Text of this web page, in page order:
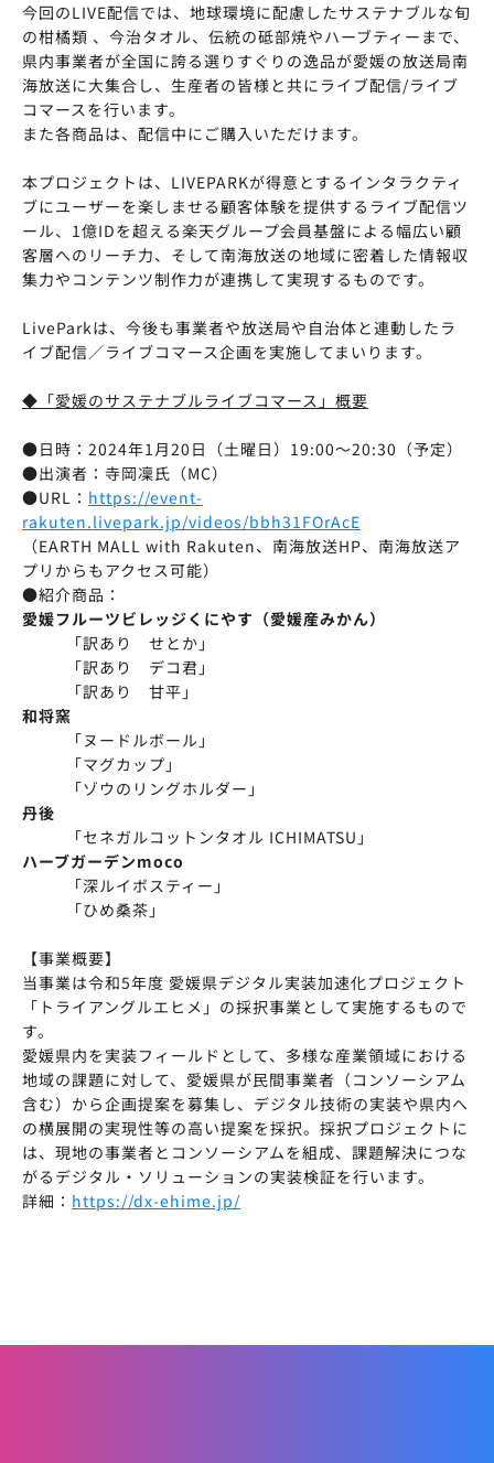
今回のLIVE配信では、地球環境に配慮したサステナブルな旬
の柑橘類 、今治タオル、伝統の砥部焼やハーブティーまで、
県内事業者が全国に誇る選りすぐりの逸品が愛媛の放送局南
海放送に大集合し、生産者の皆様と共にライブ配信/ライブ
コマースを行います。
また各商品は、配信中にご購入いただけます。
本プロジェクトは、LIVEPARKが得意とするインタラクティ
ブにユーザーを楽しませる顧客体験を提供するライブ配信ツ
ール、1億IDを超える楽天グループ会員基盤による幅広い顧
客層へのリーチ力、そして南海放送の地域に密着した情報収
集力やコンテンツ制作力が連携して実現するものです。
LiveParkは、今後も事業者や放送局や自治体と連動したラ
イブ配信／ライブコマース企画を実施してまいります。
◆「愛媛のサステナブルライブコマース」概要
●日時：2024年1月20日（土曜日）19:00～20:30（予定）
●出演者：寺岡凜氏（MC）
●URL： https://event-
rakuten.livepark.jp/videos/bbh31FOrAcE
（EARTH MALL with Rakuten、南海放送HP、南海放送ア
プリからもアクセス可能）
●紹介商品：
愛媛フルーツビレッジくにやす（愛媛産みかん）
「訳あり せとか」
「訳あり デコ君」
「訳あり 甘平」
和将窯
「ヌードルボール」
「マグカップ」
「ゾウのリングホルダー」
丹後
「セネガルコットンタオル ICHIMATSU」
ハーブガーデンmoco
「深ルイボスティー」
「ひめ桑茶」
【事業概要】
当事業は令和5年度 愛媛県デジタル実装加速化プロジェクト
「トライアングルエヒメ」の採択事業として実施するもので
す。
愛媛県内を実装フィールドとして、多様な産業領域における
地域の課題に対して、愛媛県が民間事業者（コンソーシアム
含む）から企画提案を募集し、デジタル技術の実装や県内へ
の横展開の実現性等の高い提案を採択。採択プロジェクトに
は、現地の事業者とコンソーシアムを組成、課題解決につな
がるデジタル・ソリューションの実装検証を行います。
詳細： https://dx-ehime.jp/